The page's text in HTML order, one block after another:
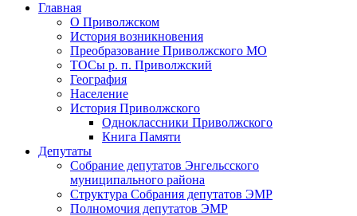
Главная
О Приволжском
История возникновения
Преобразование Приволжского МО
ТОСы р. п. Приволжский
География
Население
История Приволжского
Одноклассники Приволжского
Книга Памяти
Депутаты
Собрание депутатов Энгельсского
муниципального района
Структура Собрания депутатов ЭМР
Полномочия депутатов ЭМР